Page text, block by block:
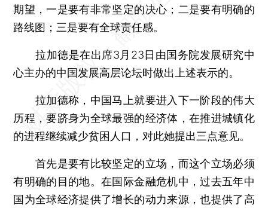
期望，一是要有非常坚定的决心；二是要有明确的
路线图；三是要有全球责任感。
拉加德是在出席3月23日由国务院发展研究中
心主办的中国发展高层论坛时做出上述表示的。
拉加德称，中国马上就要进入下一阶段的伟大
历程，要跻身为全球最强的经济体，在推进城镇化
的进程继续减少贫困人口，对此她提出三点意见。
首先是要有比较坚定的立场，而这个立场必须
有明确的目的地。在国际金融危机中，过去五年中
国为全球经济提供了增长的动力来源，也提供了高